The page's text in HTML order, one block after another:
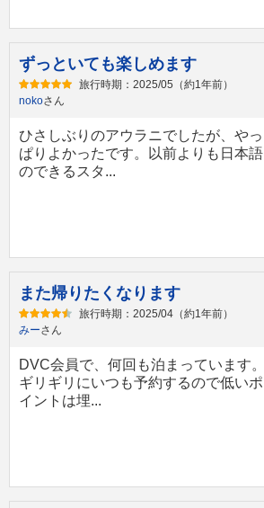
ずっといても楽しめます
旅行時期：2025/05（約1年前）
nokoさん
ひさしぶりのアウラニでしたが、やっ
ぱりよかったです。以前よりも日本語
のできるスタ...
また帰りたくなります
旅行時期：2025/04（約1年前）
みーさん
DVC会員で、何回も泊まっています。
ギリギリにいつも予約するので低いポ
イントは埋...